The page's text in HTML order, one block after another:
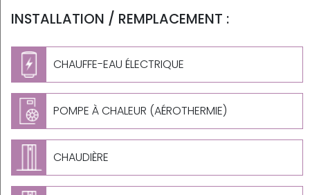
INSTALLATION / REMPLACEMENT :
CHAUFFE-EAU ÉLECTRIQUE
POMPE À CHALEUR (AÉROTHERMIE)
CHAUDIÈRE